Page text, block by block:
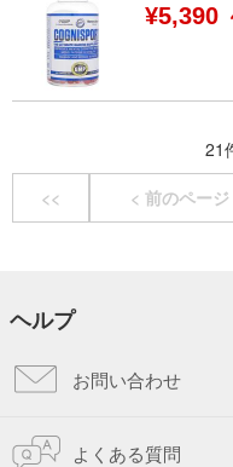
¥5,390
21
<<
< 前のページ
ヘルプ
お問い合わせ
よくある質問